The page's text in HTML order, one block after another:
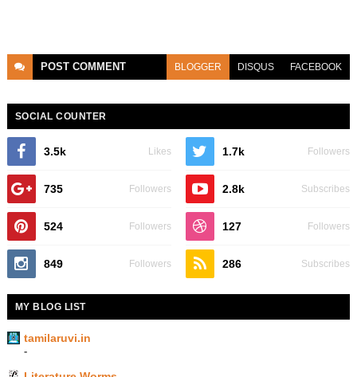
POST COMMENT BLOGGER DISQUS FACEBOOK
SOCIAL COUNTER
3.5k Likes 1.7k Followers
735 Followers 2.8k Subscribes
524 Followers 127 Followers
849 Followers 286 Subscribes
MY BLOG LIST
tamilaruvi.in
-